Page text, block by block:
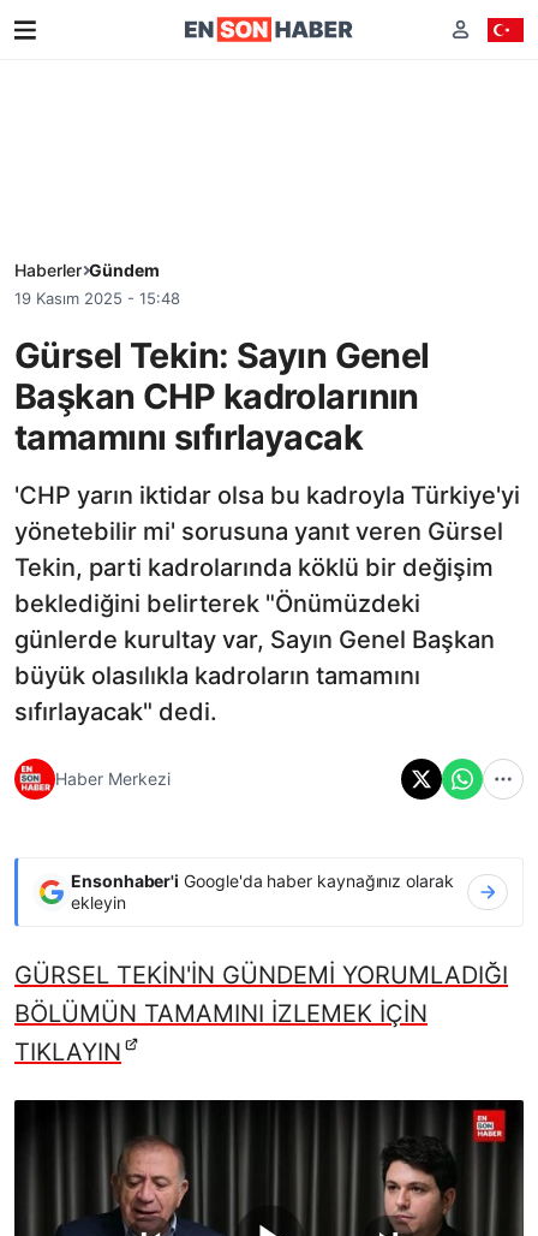
Haberler Gündem
19 Kasım 2025 - 15:48
Gürsel Tekin: Sayın Genel
Başkan CHP kadrolarının
tamamını sıfırlayacak
'CHP yarın iktidar olsa bu kadroyla Türkiye'yi
yönetebilir mi' sorusuna yanıt veren Gürsel
Tekin, parti kadrolarında köklü bir değişim
beklediğini belirterek "Önümüzdeki
günlerde kurultay var, Sayın Genel Başkan
büyük olasılıkla kadroların tamamını
sıfırlayacak" dedi.
Haber Merkezi
Ensonhaber'i Google'da haber kaynağınız olarak
ekleyin
GÜRSEL TEKİN'İN GÜNDEMİ YORUMLADIĞI
BÖLÜMÜN TAMAMINI İZLEMEK İÇİN
TIKLAYIN